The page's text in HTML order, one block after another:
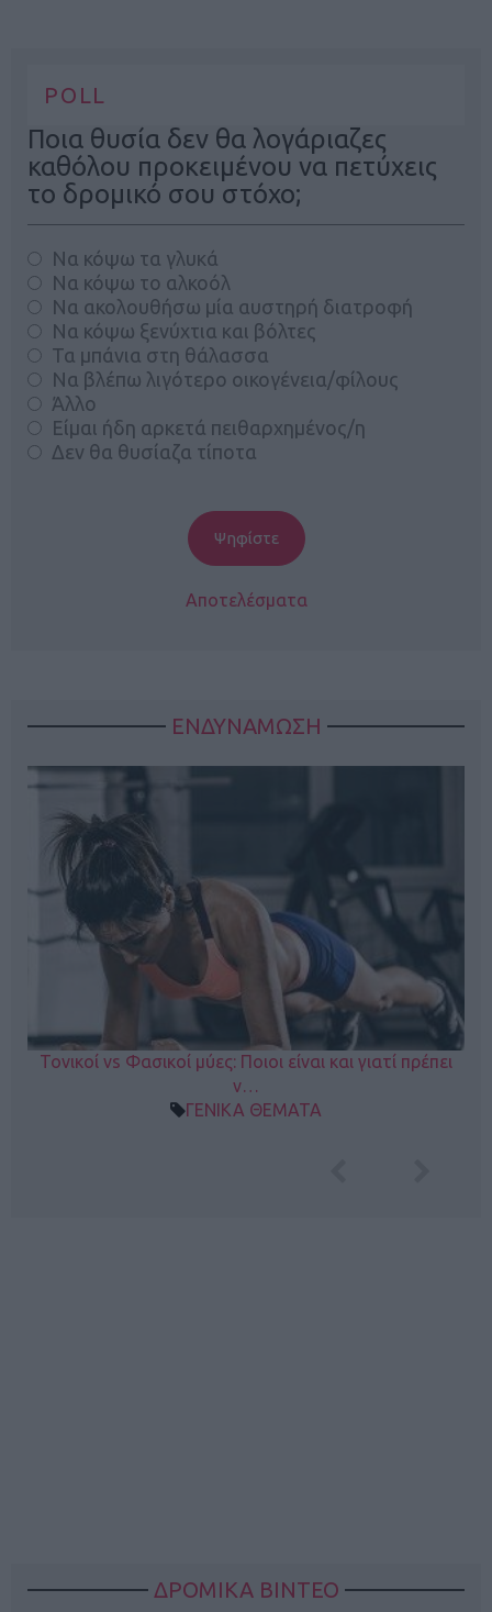
POLL
Ποια θυσία δεν θα λογάριαζες
καθόλου προκειμένου να πετύχεις
το δρομικό σου στόχο;
Να κόψω τα γλυκά
Να κόψω το αλκοόλ
Να ακολουθήσω μία αυστηρή διατροφή
Να κόψω ξενύχτια και βόλτες
Τα μπάνια στη θάλασσα
Να βλέπω λιγότερο οικογένεια/φίλους
Άλλο
Είμαι ήδη αρκετά πειθαρχημένος/η
Δεν θα θυσίαζα τίποτα
Αποτελέσματα
ΕΝΔΥΝΑΜΩΣΗ
Τονικοί vs Φασικοί μύες: Ποιοι είναι και γιατί πρέπει
ν…
ΓΕΝΙΚΑ ΘΕΜΑΤΑ
ΔΡΟΜΙΚΑ ΒΙΝΤΕΟ